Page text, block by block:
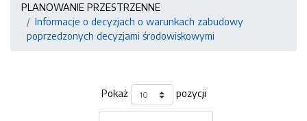
PLANOWANIE PRZESTRZENNE
Informacje o decyzjach o warunkach zabudowy
poprzedzonych decyzjami środowiskowymi
Pokaż pozycji